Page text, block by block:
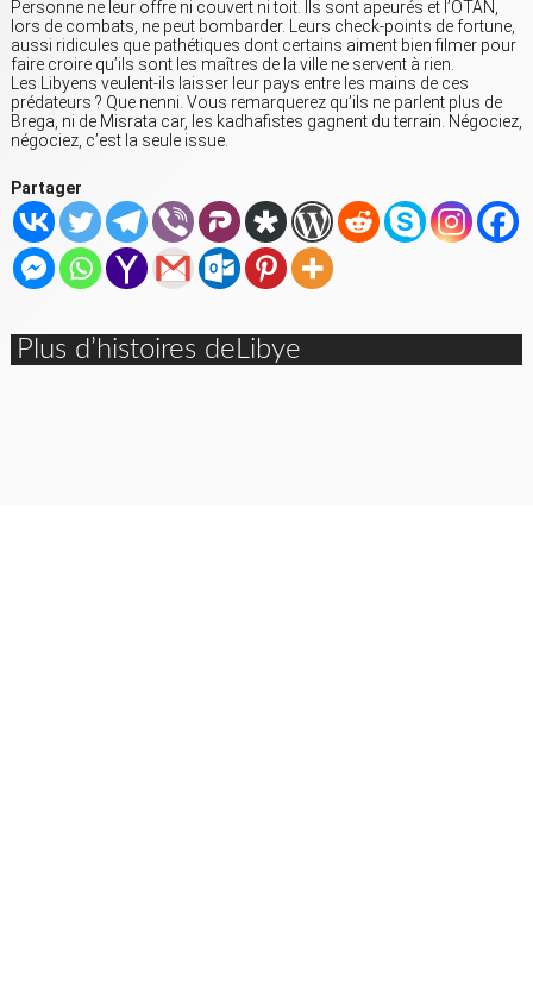
Personne ne leur offre ni couvert ni toit. Ils sont apeurés et l’OTAN,
lors de combats, ne peut bombarder. Leurs check-points de fortune,
aussi ridicules que pathétiques dont certains aiment bien filmer pour
faire croire qu’ils sont les maîtres de la ville ne servent à rien.
Les Libyens veulent-ils laisser leur pays entre les mains de ces
prédateurs ? Que nenni. Vous remarquerez qu’ils ne parlent plus de
Brega, ni de Misrata car, les kadhafistes gagnent du terrain. Négociez,
négociez, c’est la seule issue.
Partager
Plus d’histoires deLibye